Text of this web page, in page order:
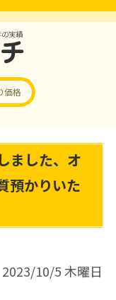
価格
ました、オ
預かりいた
2023/10/5 木曜日